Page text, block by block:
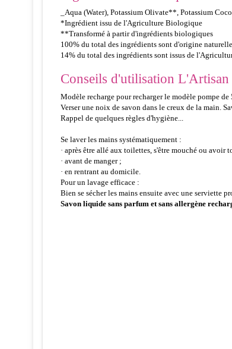
_Aqua (Water), Potassium Olivate**, Potassium
*Ingrédient issu de l'Agriculture Biologique
**Transformé à partir d'ingrédients biologiques
100% du total des ingrédients sont d'origine naturelle.
14% du total des ingrédients sont issus de
Conseils d'utilisation
Modèle recharge pour recharger le modèle pompe de
Verser une noix de savon dans le creux de la main.
Rappel de quelques règles d'hygiène...
Se laver les mains systématiquement :
· après être allé aux toilettes, s'être mouché ou avoir
· avant de manger ;
· en rentrant au domicile.
Pour un lavage efficace :
Bien se sécher les mains ensuite avec une serviette
Savon liquide sans parfum et sans allergène